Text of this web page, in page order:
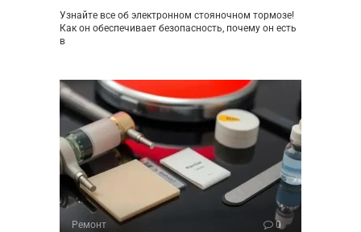
Узнайте все об электронном стояночном тормозе!
Как он обеспечивает безопасность, почему он есть
в
Ремонт 0